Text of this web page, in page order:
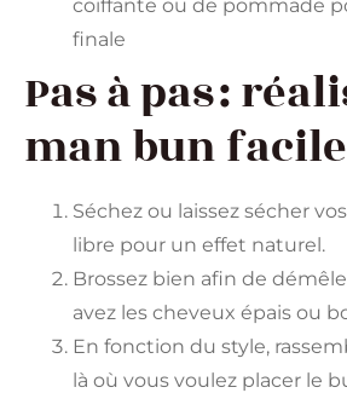
coiffante ou de pommade
finale
Pas à pas :
man bun
Séchez ou laissez sécher
libre pour un effet naturel.
Brossez bien afin de
avez les cheveux épais ou
En fonction du style,
là où vous voulez placer le